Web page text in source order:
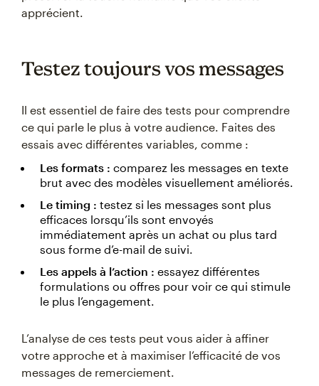
apprécient.
Testez toujours vos messages
Il est essentiel de faire des tests pour comprendre
ce qui parle le plus à votre audience. Faites des
essais avec différentes variables, comme :
Les formats : comparez les messages en texte
brut avec des modèles visuellement améliorés.
Le timing : testez si les messages sont plus
efficaces lorsqu’ils sont envoyés
immédiatement après un achat ou plus tard
sous forme d’e-mail de suivi.
Les appels à l’action : essayez différentes
formulations ou offres pour voir ce qui stimule
le plus l’engagement.
L’analyse de ces tests peut vous aider à affiner
votre approche et à maximiser l’efficacité de vos
messages de remerciement.